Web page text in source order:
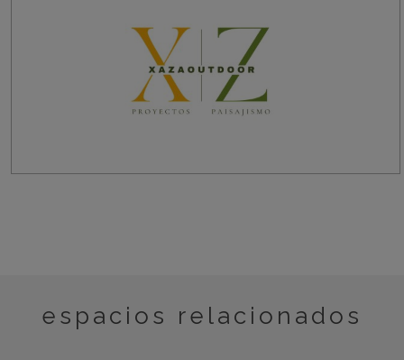
espacios relacionados